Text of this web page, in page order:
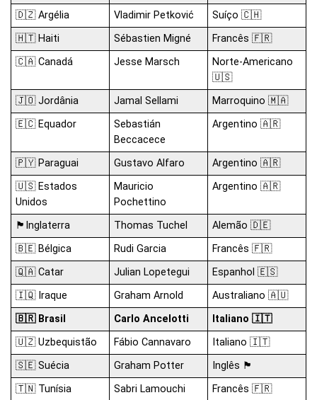
🇩🇿 Argélia
Vladimir Petković
Suíço 🇨🇭
🇭🇹 Haiti
Sébastien Migné
Francês 🇫🇷
🇨🇦 Canadá
Jesse Marsch
Norte-Americano
🇺🇸
🇯🇴 Jordânia
Jamal Sellami
Marroquino 🇲🇦
🇪🇨 Equador
Sebastián
Beccacece
Argentino 🇦🇷
🇵🇾 Paraguai Gustavo Alfaro
Argentino 🇦🇷
🇺🇸 Estados
Unidos
Mauricio
Pochettino
Argentino 🇦🇷
🏴󠁧󠁢󠁥󠁮󠁧󠁿Inglaterra Thomas Tuchel
Alemão 🇩🇪
🇧🇪 Bélgica
Rudi Garcia
Francês 🇫🇷
🇶🇦 Catar
Julian Lopetegui
Espanhol 🇪🇸
🇮🇶 Iraque
Graham Arnold
Australiano 🇦🇺
🇧🇷 Brasil
Carlo Ancelotti
Italiano 🇮🇹
🇺🇿 Uzbequistão
Fábio Cannavaro
Italiano 🇮🇹
🇸🇪 Suécia
Graham Potter
Inglês 🏴󠁧󠁢󠁥󠁮󠁧󠁿
🇹🇳 Tunísia
Sabri Lamouchi
Francês 🇫🇷